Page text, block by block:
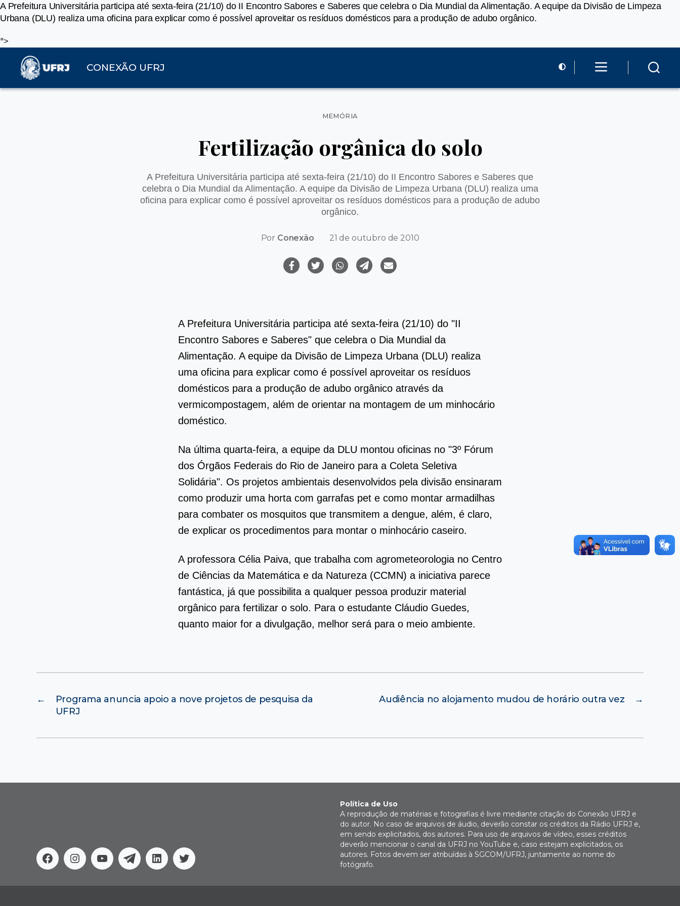
A Prefeitura Universitária participa até sexta-feira (21/10) do II Encontro Sabores e Saberes que celebra o Dia Mundial da Alimentação. A equipe da Divisão de Limpeza
Urbana (DLU) realiza uma oficina para explicar como é possível aproveitar os resíduos domésticos para a produção de adubo orgânico.
">
CONEXÃO UFRJ
Categorias
MEMÓRIA
Fertilização orgânica do solo
A Prefeitura Universitária participa até sexta-feira (21/10) do II Encontro Sabores e Saberes que
celebra o Dia Mundial da Alimentação. A equipe da Divisão de Limpeza Urbana (DLU) realiza uma
oficina para explicar como é possível aproveitar os resíduos domésticos para a produção de adubo
orgânico.
Por Conexão 21 de outubro de 2010
A Prefeitura Universitária participa até sexta-feira (21/10) do "II
Encontro Sabores e Saberes" que celebra o Dia Mundial da
Alimentação. A equipe da Divisão de Limpeza Urbana (DLU) realiza
uma oficina para explicar como é possível aproveitar os resíduos
domésticos para a produção de adubo orgânico através da
vermicompostagem, além de orientar na montagem de um minhocário
doméstico.
Na última quarta-feira, a equipe da DLU montou oficinas no "3º Fórum
dos Órgãos Federais do Rio de Janeiro para a Coleta Seletiva
Solidária". Os projetos ambientais desenvolvidos pela divisão ensinaram
como produzir uma horta com garrafas pet e como montar armadilhas
para combater os mosquitos que transmitem a dengue, além, é claro,
de explicar os procedimentos para montar o minhocário caseiro.
A professora Célia Paiva, que trabalha com agrometeorologia no Centro
de Ciências da Matemática e da Natureza (CCMN) a iniciativa parece
fantástica, já que possibilita a qualquer pessoa produzir material
orgânico para fertilizar o solo. Para o estudante Cláudio Guedes,
quanto maior for a divulgação, melhor será para o meio ambiente.
←
Programa anuncia apoio a nove projetos de pesquisa da
UFRJ
→
Audiência no alojamento mudou de horário outra vez
FacebookInstagram
YoutubeTelegramLinkedinTwitter
Política de Uso
A reprodução de matérias e fotografias é livre mediante citação do Conexão UFRJ e
do autor. No caso de arquivos de áudio, deverão constar os créditos da Rádio UFRJ e,
em sendo explicitados, dos autores. Para uso de arquivos de vídeo, esses créditos
deverão mencionar o canal da UFRJ no YouTube e, caso estejam explicitados, os
autores. Fotos devem ser atribuídas à SGCOM/UFRJ, juntamente ao nome do
fotógrafo.